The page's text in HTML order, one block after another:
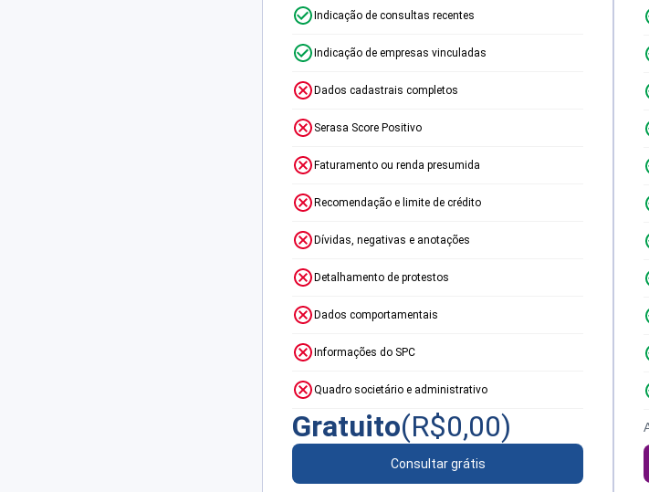
Indicação de consultas recentes
Indicação de empresas vinculadas
Dados cadastrais completos
Serasa Score Positivo
Faturamento ou renda presumida
Recomendação e limite de crédito
Dívidas, negativas e anotações
Detalhamento de protestos
Dados comportamentais
Informações do SPC
Quadro societário e administrativo
Gratuito(R$0,00)
Consultar grátis